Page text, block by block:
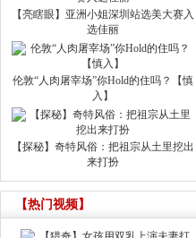
【亮瞎眼】亚洲小姐深圳站选美大赛入
选佳丽
伦敦“人肉屠宰场”你Hold的住吗？【慎
入】
【探秘】奇特风俗：把祖宗从土里挖出
来打扮
【热门视频】